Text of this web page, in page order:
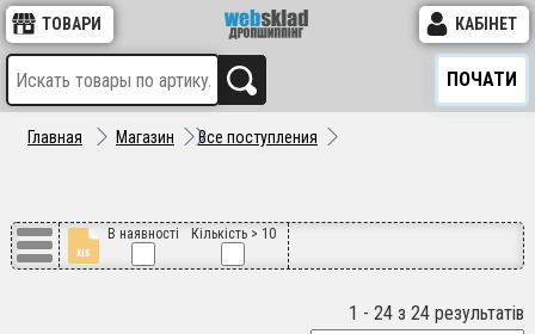
ТОВАРИ КАБІНЕТ
ПОЧАТИ
Главная Магазин Все поступления
В наявності Кількість > 10
1 - 24 з 24 результатів